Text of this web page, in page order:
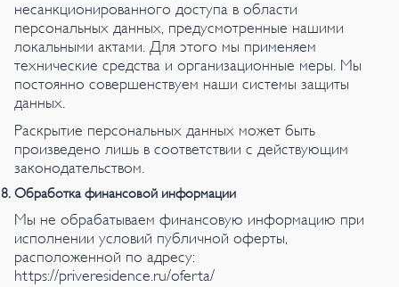
несанкционированного доступа в области
персональных данных, предусмотренные нашими
локальными актами. Для этого мы применяем
технические средства и организационные меры. Мы
постоянно совершенствуем наши системы защиты
данных.
Раскрытие персональных данных может быть
произведено лишь в соответствии с действующим
законодательством.
Обработка финансовой информации
Мы не обрабатываем финансовую информацию при
исполнении условий публичной оферты,
расположенной по адресу:
https://priveresidence.ru/oferta/